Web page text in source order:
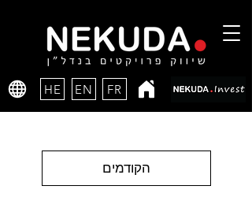
HE EN FR
הקודמים